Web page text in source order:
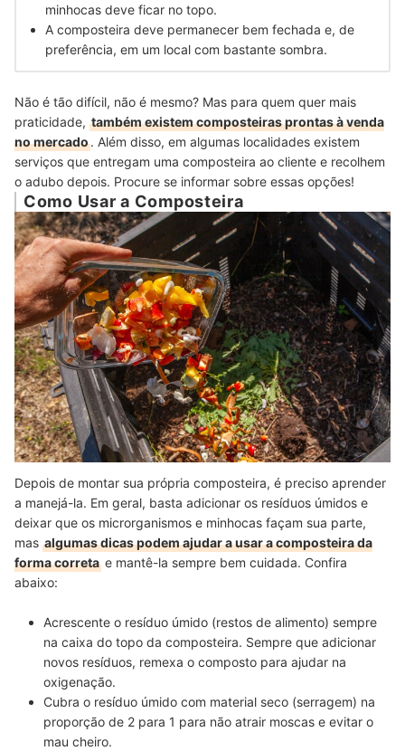
minhocas deve ficar no topo.
A composteira deve permanecer bem fechada e, de
preferência, em um local com bastante sombra.
Não é tão difícil, não é mesmo? Mas para quem quer mais
praticidade, também existem composteiras prontas à venda
no mercado. Além disso, em algumas localidades existem
serviços que entregam uma composteira ao cliente e recolhem
o adubo depois. Procure se informar sobre essas opções!
Como Usar a Composteira
Depois de montar sua própria composteira, é preciso aprender
a manejá-la. Em geral, basta adicionar os resíduos úmidos e
deixar que os microrganismos e minhocas façam sua parte,
mas algumas dicas podem ajudar a usar a composteira da
forma correta e mantê-la sempre bem cuidada. Confira
abaixo:
Acrescente o resíduo úmido (restos de alimento) sempre
na caixa do topo da composteira. Sempre que adicionar
novos resíduos, remexa o composto para ajudar na
oxigenação.
Cubra o resíduo úmido com material seco (serragem) na
proporção de 2 para 1 para não atrair moscas e evitar o
mau cheiro.